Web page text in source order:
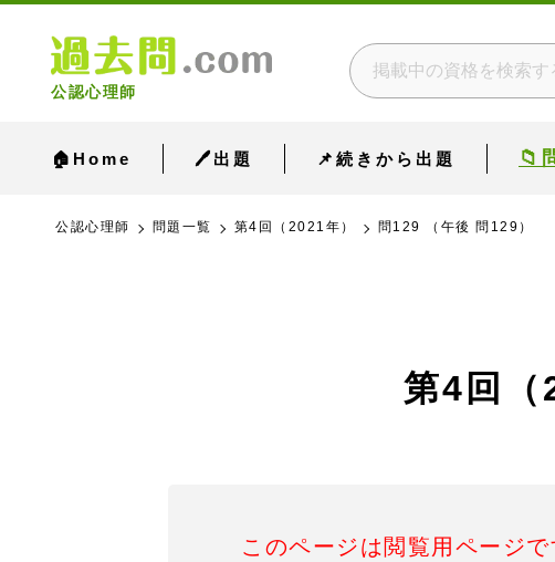
公認心理師
🏠Home 🖊出題 📌続きから出題 📁
公認心理師 問題一覧 第4回（2021年） 問129 （午後 問129）
第4回（
このページは閲覧用ページで